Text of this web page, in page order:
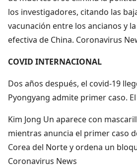
los investigadores, citando las
vacunación entre los ancianos y
efectiva de China. Coronavirus
COVID INTERNACIONAL
Dos años después, el covid-19
Pyongyang admite primer caso.
Kim Jong Un aparece con
mientras anuncia el primer caso
Corea del Norte y ordena un
Coronavirus News